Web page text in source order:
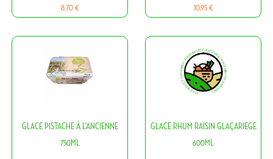
Prix
8,70 € Prix
10,95 €
GLACE PISTACHE À L'ANCIENNE
750ML
GLACE RHUM RAISIN GLAÇARIEGE
600ML